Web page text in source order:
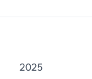
2025